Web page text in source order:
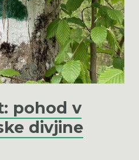
pohod v
divjine